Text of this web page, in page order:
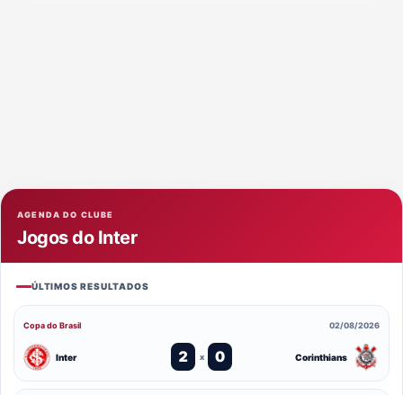
AGENDA DO CLUBE
Jogos do Inter
ÚLTIMOS RESULTADOS
Copa do Brasil 02/08/2026
Inter 2 x 0 Corinthians